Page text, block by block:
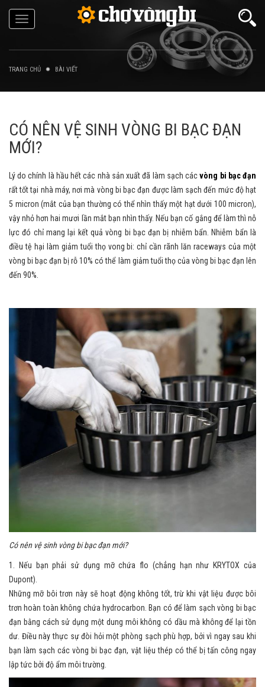
Toggle
navigation
TRANG CHỦ BÀI VIẾT
CÓ NÊN VỆ SINH VÒNG BI BẠC ĐẠN
MỚI?
Lý do chính là hầu hết các nhà sản xuất đã làm sạch cácvòng bi bạc đạn
rất tốt tại nhà máy, nơi mà vòng bi bạc đạn được làm sạch đến mức độ hạt
5 micron (mắt của bạn thường có thể nhìn thấy một hạt dưới 100 micron),
vậy nhỏ hơn hai mươi lần mắt bạn nhìn thấy. Nếu bạn cố gắng để làm thì nỗ
lực đó chỉ mang lại kết quả vòng bi bạc đạn bị nhiễm bẩn. Nhiễm bẩn là
điều tệ hại làm giảm tuổi thọ vong bi: chỉ cần rãnh lăn raceways của một
vòng bi bạc đạn bị rỗ 10% có thể làm giảm tuổi thọ của vòng bi bạc đạn lên
đến 90%.
Có nên vệ sinh vòng bi bạc đạn mới?
1. Nếu bạn phải sử dụng mỡ chứa flo (chẳng hạn như KRYTOX của
Dupont).
Những mỡ bôi trơn này sẽ hoạt động không tốt, trừ khi vật liệu được bôi
trơn hoàn toàn không chứa hydrocarbon. Bạn có để làm sạch vòng bi bạc
đạn bằng cách sử dụng một dung môi không có dầu mà không để lại tồn
dư. Điều này thực sự đòi hỏi một phòng sạch phù hợp, bởi vì ngay sau khi
bạn làm sạch các vòng bi bạc đạn, vật liệu thép có thể bị tấn công ngay
lập tức bởi độ ẩm môi trường.